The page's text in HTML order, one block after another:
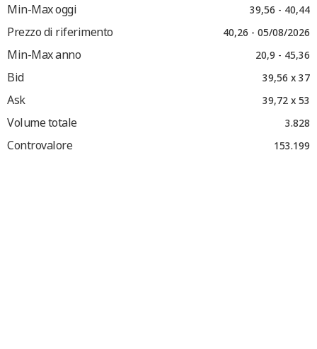
Min-Max oggi 39,56 - 40,44
Prezzo di riferimento 40,26 - 05/08/2026
Min-Max anno 20,9 - 45,36
Bid 39,56 x 37
Ask 39,72 x 53
Volume totale 3.828
Controvalore 153.199